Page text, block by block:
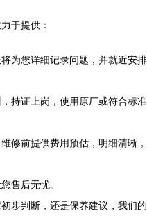
于提供：
为您详细记录问题，并就近安排
持证上岗，使用原厂或符合标准
修前提供费用预估，明细清晰，
售后无忧。
步判断，还是保养建议，我们的